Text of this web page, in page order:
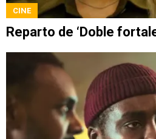
CINE
Reparto de ‘Doble